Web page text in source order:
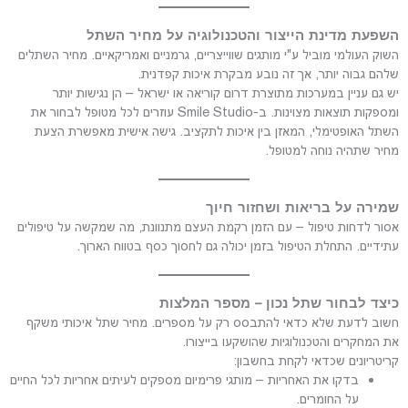
השפעת מדינת הייצור והטכנולוגיה על מחיר השתל
השוק העולמי מוביל ע"י מותגים שווייצריים, גרמניים ואמריקאיים. מחיר השתלים
שלהם גבוה יותר, אך זה נובע מבקרת איכות קפדנית.
יש גם עניין במערכות מתוצרת דרום קוריאה או ישראל – הן נגישות יותר
ומספקות תוצאות מצוינות. ב-Smile Studio עוזרים לכל מטופל לבחור את
השתל האופטימלי, המאזן בין איכות לתקציב. גישה אישית מאפשרת הצעת
מחיר שתהיה נוחה למטופל.
שמירה על בריאות ושחזור חיוך
אסור לדחות טיפול – עם הזמן רקמת העצם מתנוונת, מה שמקשה על טיפולים
עתידיים. התחלת הטיפול בזמן יכולה גם לחסוך כסף בטווח הארוך.
כיצד לבחור שתל נכון – מספר המלצות
חשוב לדעת שלא כדאי להתבסס רק על מספרים. מחיר שתל איכותי משקף
את המחקרים והטכנולוגיות שהושקעו בייצורו.
קריטריונים שכדאי לקחת בחשבון:
בדקו את האחריות – מותגי פרימיום מספקים לעיתים אחריות לכל החיים
על החומרים.